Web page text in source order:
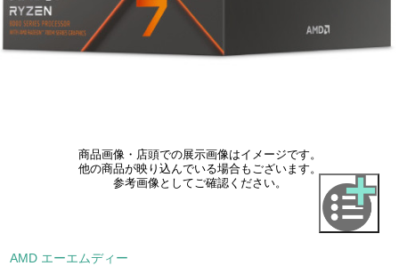
商品画像・店頭での展示画像はイメージです。
他の商品が映り込んでいる場合もございます。
参考画像としてご確認ください。
AMD エーエムディー